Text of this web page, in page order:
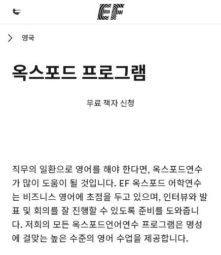
프로그램
사업 부문
채용
글로벌 인재 채용
영국
옥스포드 프로그램
무료 책자 신청
직무의 일환으로 영어를 해야 한다면, 옥스포드연수
가 많이 도움이 될 것입니다. EF 옥스포드 어학연수
는 비즈니스 영어에 초점을 두고 있으며, 인터뷰와 발
표 및 회의를 잘 진행할 수 있도록 준비를 도와줍니
다. 저희의 모든 옥스포드언어연수 프로그램은 명성
에 걸맞는 높은 수준의 영어 수업을 제공합니다.